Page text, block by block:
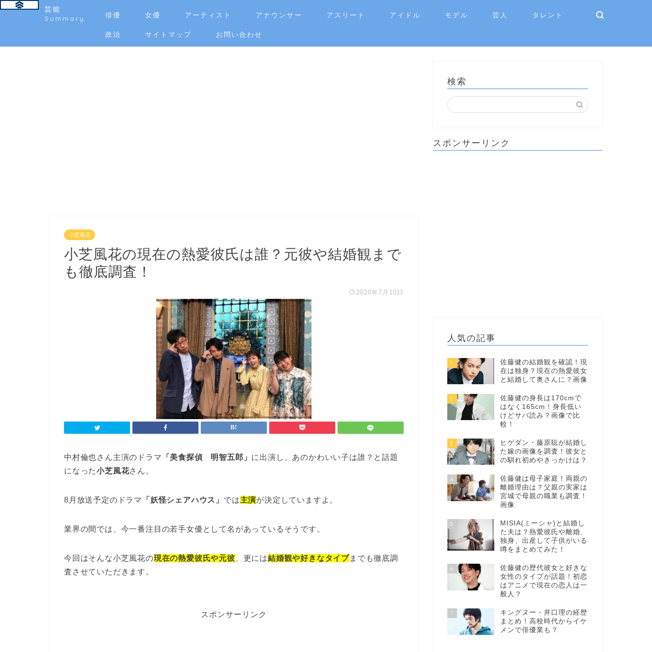
芸能
Summary
俳優 女優 アーティスト アナウンサー アスリート アイドル モデル 芸人 タレント
政治 サイトマップ お問い合わせ
小芝風花
小芝風花の現在の熱愛彼氏は誰？元彼や結婚観まで
も徹底調査！
2020年7月10日
中村倫也さん主演のドラマ 「美食探偵 明智五郎」 に出演し、あのかわいい子は誰？と話題
になった小芝風花さん。
8月放送予定のドラマ 「妖怪シェアハウス」 では主演が決定していますよ。
業界の間では、今一番注目の若手女優として名があっているそうです。
今回はそんな小芝風花の現在の熱愛彼氏や元彼 、更には結婚観や好きなタイプまでも徹底調
査させていただきます。
スポンサーリンク
検索
スポンサーリンク
人気の記事
1
佐藤健の結婚観を確認！現
在は独身？現在の熱愛彼女
と結婚して奥さんに？画像
2
佐藤健の身長は170cmで
はなく165cm！身長低い
けどサバ読み？画像で比
較！
3
ヒゲダン・藤原聡が結婚し
た嫁の画像を調査！彼女と
の馴れ初めやきっかけは？
4
佐藤健は母子家庭！両親の
離婚理由は？父親の実家は
宮城で母親の職業も調査！
画像
5
MISIA(ミーシャ)と結婚し
た夫は？熱愛彼氏や離婚、
独身、出産して子供がいる
噂をまとめてみた！
6
佐藤健の歴代彼女と好きな
女性のタイプが話題！初恋
はアニメで現在の恋人は一
般人？
7
キングヌー・井口理の経歴
まとめ！高校時代からイケ
メンで俳優業も？